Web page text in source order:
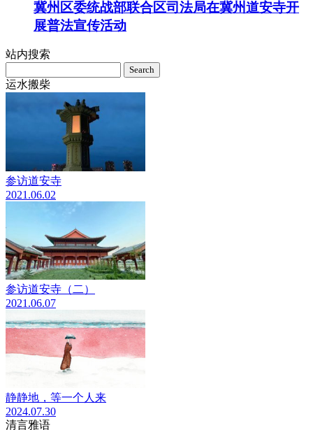
冀州区委统战部联合区司法局在冀州道安寺开
展普法宣传活动
站内搜索
for:
运水搬柴
参访道安寺
2021.06.02
参访道安寺（二）
2021.06.07
静静地，等一个人来
2024.07.30
清言雅语